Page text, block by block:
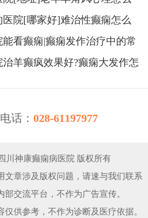
医院[哪家好]难治性癫痫怎么
看癫痫|癫痫发作治疗中的常
羊癫疯效果好?癫痫大发作怎
话： 028-61197977
川神康癫痫病医院 版权所有
文章涉及版权问题，请速与我们联系
部交流平台，不作为广告宣传。
供参考，不作为诊断及医疗依据。